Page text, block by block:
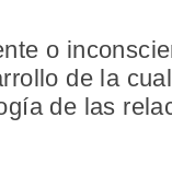
o
de la
de las